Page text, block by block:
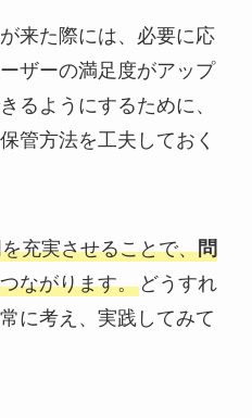
来た際には、必要に応
ザーの満足度がアップ
るようにするために、
管方法を工夫しておく
充実させることで、問
ながります。どうすれ
に考え、実践してみて